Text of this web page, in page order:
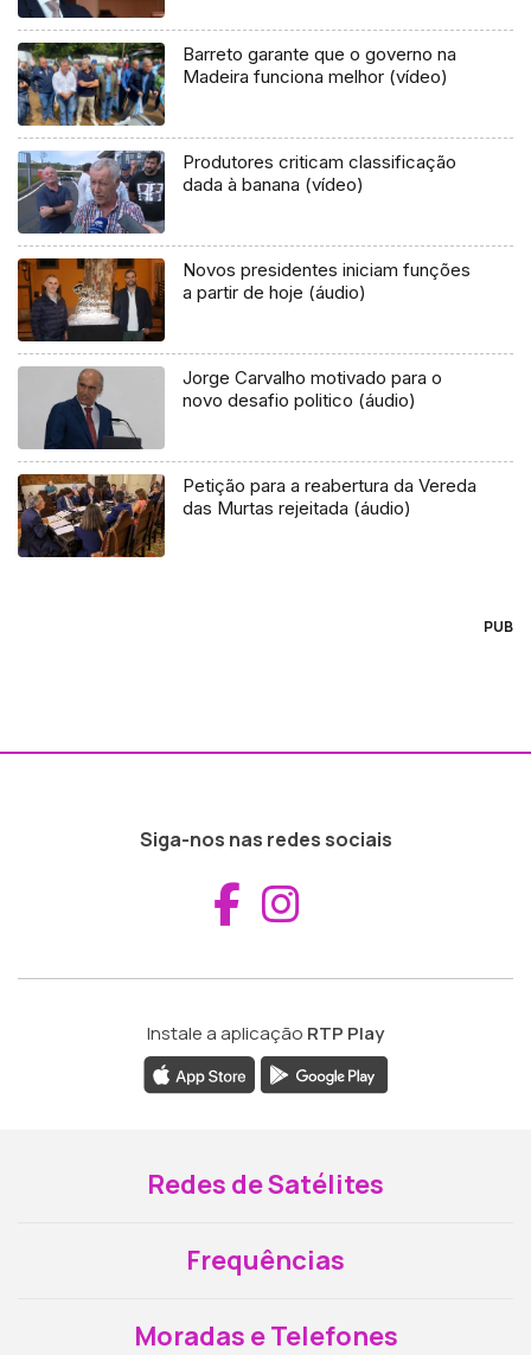
Barreto garante que o governo na
Madeira funciona melhor (vídeo)
Produtores criticam classificação
dada à banana (vídeo)
Novos presidentes iniciam funções
a partir de hoje (áudio)
Jorge Carvalho motivado para o
novo desafio politico (áudio)
Petição para a reabertura da Vereda
das Murtas rejeitada (áudio)
PUB
Siga-nos nas redes sociais
Aceder ao
Instale a aplicação RTP Play
Redes de Satélites
Frequências
Moradas e Telefones